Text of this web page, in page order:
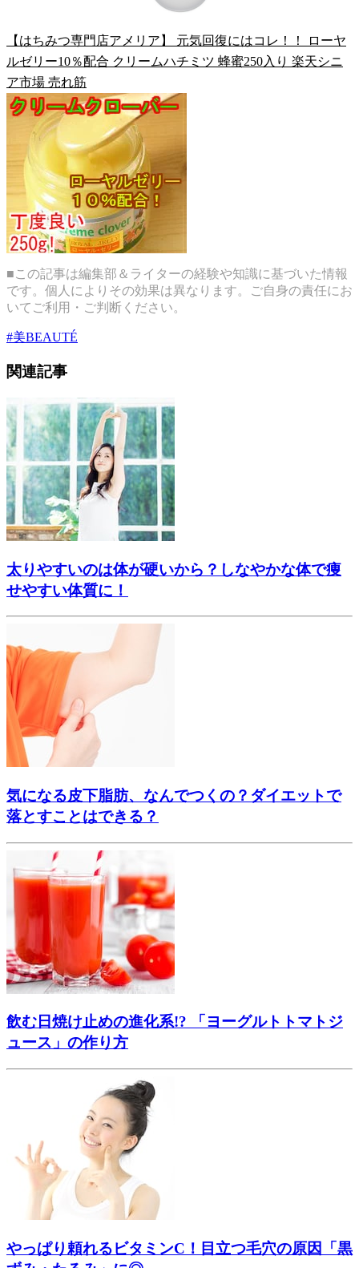
【はちみつ専門店アメリア】 元気回復にはコレ！！ ローヤ
ルゼリー10％配合 クリームハチミツ 蜂蜜250入り 楽天シニ
ア市場 売れ筋
■この記事は編集部＆ライターの経験や知識に基づいた情報
です。個人によりその効果は異なります。ご自身の責任にお
いてご利用・ご判断ください。
#美BEAUTÉ
関連記事
太りやすいのは体が硬いから？しなやかな体で痩
せやすい体質に！
気になる皮下脂肪、なんでつくの？ダイエットで
落とすことはできる？
飲む日焼け止めの進化系!? 「ヨーグルトトマトジ
ュース」の作り方
やっぱり頼れるビタミンC！目立つ毛穴の原因「黒